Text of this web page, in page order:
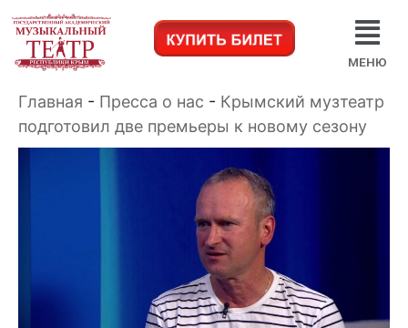
МЕНЮ
Главная - Пресса о нас - Крымский музтеатр
подготовил две премьеры к новому сезону